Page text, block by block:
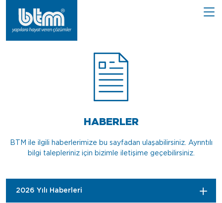
HABERLER
BTM ile ilgili haberlerimize bu sayfadan ulaşabilirsiniz. Ayrıntılı
bilgi talepleriniz için bizimle iletişime geçebilirsiniz.
2026 Yılı Haberleri